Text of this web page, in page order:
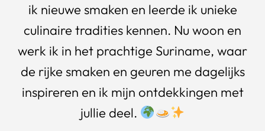
ik nieuwe smaken en leerde ik unieke
culinaire tradities kennen. Nu woon en
werk ik in het prachtige Suriname, waar
de rijke smaken en geuren me dagelijks
inspireren en ik mijn ontdekkingen met
jullie deel.